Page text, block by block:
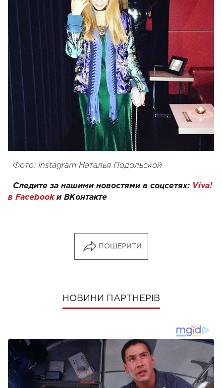
Фото: Instagram Наталья Подольской
Следите за нашими новостями в соцсетях: Viva!
в Facebookи ВКонтакте
ПОШЕРИТИ
НОВИНИ ПАРТНЕРІВ